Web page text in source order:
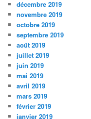
décembre 2019
novembre 2019
octobre 2019
septembre 2019
août 2019
juillet 2019
juin 2019
mai 2019
avril 2019
mars 2019
février 2019
janvier 2019